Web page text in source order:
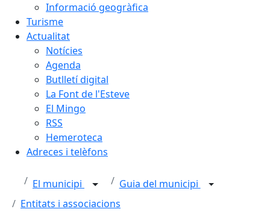
Informació geogràfica
Turisme
Actualitat
Notícies
Agenda
Butlletí digital
La Font de l'Esteve
El Mingo
RSS
Hemeroteca
Adreces i telèfons
El municipi
Guia del municipi
Entitats i associacions